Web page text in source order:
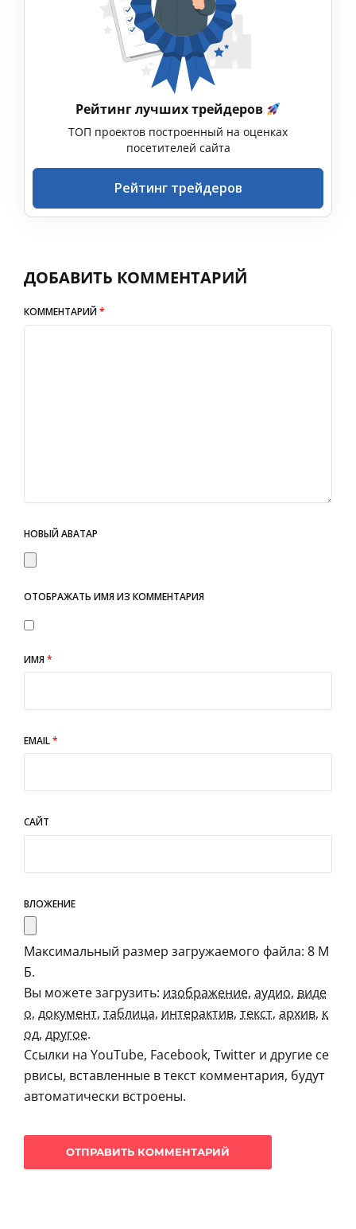
Рейтинг лучших трейдеров
ТОП проектов построенный на оценках
посетителей сайта
Рейтинг трейдеров
ДОБАВИТЬ КОММЕНТАРИЙ
КОММЕНТАРИЙ*
НОВЫЙ АВАТАР
ОТОБРАЖАТЬ ИМЯ ИЗ КОММЕНТАРИЯ
ИМЯ*
EMAIL*
САЙТ
ВЛОЖЕНИЕ
Максимальный размер загружаемого файла: 8 М
Б.
Вы можете загрузить: изображение, аудио, виде
о, документ, таблица, интерактив, текст, архив, к
од, другое.
Ссылки на YouTube, Facebook, Twitter и другие се
рвисы, вставленные в текст комментария, будут
автоматически встроены.